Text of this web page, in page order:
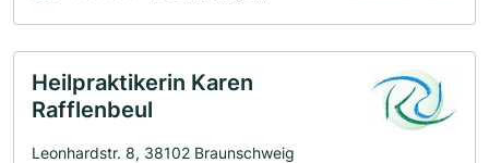
Heilpraktikerin Karen
Rafflenbeul
Leonhardstr. 8, 38102 Braunschweig